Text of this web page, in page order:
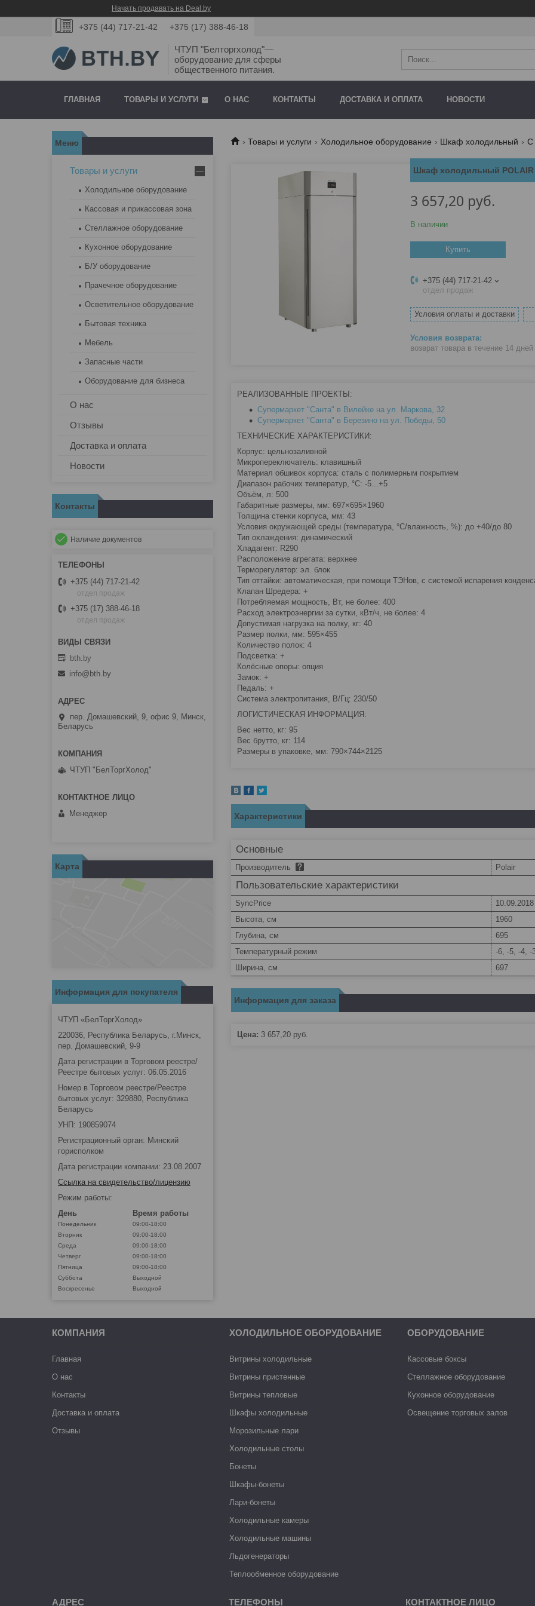
Начать продавать на Deal.by
+375 (44) 717-21-42 +375 (17) 388-46-18
ЧТУП "Белторгхолод"—
оборудование для сферы
общественного питания.
ГЛАВНАЯ ТОВАРЫ И УСЛУГИ О НАС КОНТАКТЫ ДОСТАВКА И ОПЛАТА НОВОСТИ
Товары и услуги Холодильное оборудование Шкаф холодильный С
Шкаф холодильный POLAIR
3 657,20 руб.
В наличии
Купить
+375 (44) 717-21-42
отдел продаж
Условия оплаты и доставки
возврат товара в течение 14 дней
РЕАЛИЗОВАННЫЕ ПРОЕКТЫ:
Супермаркет "Санта" в Вилейке на ул. Маркова, 32
Супермаркет "Санта" в Березино на ул. Победы, 50
ТЕХНИЧЕСКИЕ ХАРАКТЕРИСТИКИ:
Корпус: цельнозаливной
Микропереключатель: клавишный
Материал обшивок корпуса: сталь с полимерным покрытием
Диапазон рабочих температур, °C: -5...+5
Объём, л: 500
Габаритные размеры, мм: 697×695×1960
Толщина стенки корпуса, мм: 43
Условия окружающей среды (температура, °C/влажность, %): до +40/до 80
Тип охлаждения: динамический
Хладагент: R290
Расположение агрегата: верхнее
Терморегулятор: эл. блок
Тип оттайки: автоматическая, при помощи ТЭНов, с системой испарения
Клапан Шредера: +
Потребляемая мощность, Вт, не более: 400
Расход электроэнергии за сутки, кВт/ч, не более: 4
Допустимая нагрузка на полку, кг: 40
Размер полки, мм: 595×455
Количество полок: 4
Подсветка: +
Колёсные опоры: опция
Замок: +
Педаль: +
Система электропитания, В/Гц: 230/50
ЛОГИСТИЧЕСКАЯ ИНФОРМАЦИЯ:
Вес нетто, кг: 95
Вес брутто, кг: 114
Размеры в упаковке, мм: 790×744×2125
Характеристики
Основные
Производитель Polair
Пользовательские характеристики
SyncPrice
Высота, см
1960
Глубина, см
695
Температурный режим
-6, -5, -4, -
Ширина, см
697
Информация для заказа
Цена: 3 657,20 руб.
Товары и услуги
Холодильное оборудование
Кассовая и прикассовая зона
Стеллажное оборудование
Кухонное оборудование
Б/У оборудование
Прачечное оборудование
Осветительное оборудование
Бытовая техника
Мебель
Запасные части
Оборудование для бизнеса
О нас
Отзывы
Доставка и оплата
Новости
Контакты
Наличие документов
+375 (44) 717-21-42
отдел продаж
+375 (17) 388-46-18
отдел продаж
bth.by
info@bth.by
пер. Домашевский, 9, офис 9, Минск,
Беларусь
ЧТУП "БелТоргХолод"
Менеджер
Карта
Информация для покупателя
ЧТУП «БелТоргХолод»
220036, Республика Беларусь, г.Минск,
пер. Домашевский, 9-9
Дата регистрации в Торговом реестре/
Реестре бытовых услуг: 06.05.2016
Номер в Торговом реестре/Реестре
бытовых услуг: 329880, Республика
Беларусь
УНП: 190859074
Регистрационный орган: Минский
горисполком
Дата регистрации компании: 23.08.2007
Ссылка на свидетельство/лицензию
Режим работы:
День
Время работы
Понедельник
09:00-18:00
Вторник
09:00-18:00
Среда
09:00-18:00
Четверг
09:00-18:00
Пятница
09:00-18:00
Суббота
Выходной
Воскресенье
Выходной
КОМПАНИЯ
Главная
О нас
Контакты
Доставка и оплата
Отзывы
ХОЛОДИЛЬНОЕ ОБОРУДОВАНИЕ
Витрины холодильные
Витрины пристенные
Витрины тепловые
Шкафы холодильные
Морозильные лари
Холодильные столы
Бонеты
Шкафы-бонеты
Лари-бонеты
Холодильные камеры
Холодильные машины
Льдогенераторы
Теплообменное оборудование
ОБОРУДОВАНИЕ
Кассовые боксы
Стеллажное оборудование
Кухонное оборудование
Освещение торговых залов